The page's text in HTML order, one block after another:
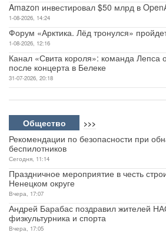
Amazon инвестировал $50 млрд в
1-08-2026, 14:24
Форум «Арктика. Лёд тронулся»
1-08-2026, 12:16
Канал «Свита короля»: команда Лепса
после концерта в Белеке
31-07-2026, 20:18
Общество >>>
Рекомендации по безопасности при
беспилотников
Сегодня, 11:14
Праздничное мероприятие в честь
Ненецком округе
Вчера, 17:07
Андрей Барабас поздравил жителей
физкультурника и спорта
Вчера, 17:05